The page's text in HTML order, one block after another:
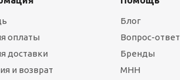
оплаты
доставки
и возврат
Блог
Вопрос-ответ
Бренды
МНН